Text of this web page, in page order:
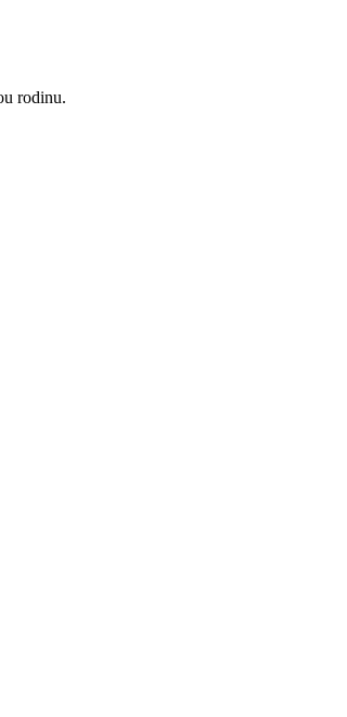
rodinu.